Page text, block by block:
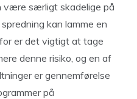
være særligt skadelige på
kan lamme en
er det vigtigt at tage
denne risiko, og en af
er gennemførelse
på